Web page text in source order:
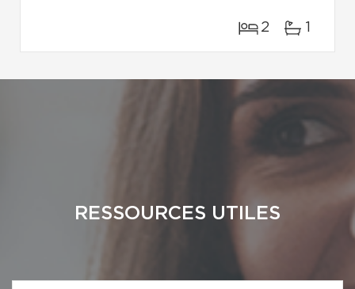
2 1
RESSOURCES UTILES